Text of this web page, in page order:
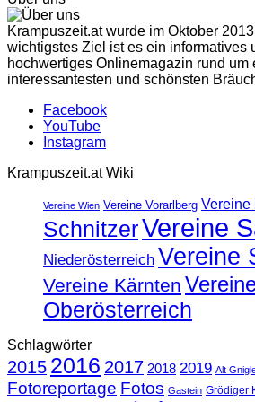
Krampuszeit.at wurde im Oktober
wichtigstes Ziel ist es ein informatives
hochwertiges Onlinemagazin rund um
interessantesten und schönsten
Facebook
YouTube
Instagram
Krampuszeit.at Wiki
Vereine Wien Vereine Vorarlberg Vereine
SchnitzerVereine
Niederösterreich Vereine
Vereine Kärnten
Oberösterreich
Schlagwörter
2015 2016 2017 2018 2019 Alt
Fotoreportage Fotos Gastein Grödiger